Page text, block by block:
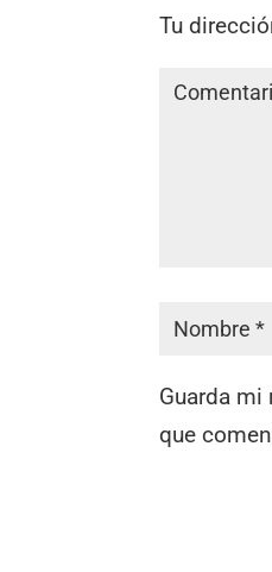
Tu
Guarda mi
que